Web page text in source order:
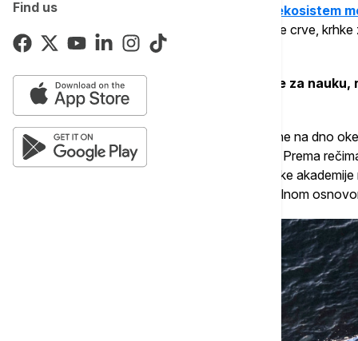
Find usOvo "groblje" podržava izuzetno bogat ekosistem
ostataka kitova pronašli meduze, cevčaste crve,
slanovodne školjke.
Mnoge od ovih vrsta mogle bi biti nove za
Nature.
"Pad kitova" nastaje kada uginuli kit potone na dno
izvor hrane za dubokomorske organizme. Prema
dubokomorsku nauku i inženjerstvo Kineske
hemijski sastav njihovih kostiju čine ih idealnom